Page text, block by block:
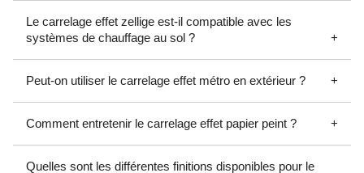
Le carrelage effet zellige est-il compatible avec les
systèmes de chauffage au sol ?
Peut-on utiliser le carrelage effet métro en extérieur ?
Comment entretenir le carrelage effet papier peint ?
Quelles sont les différentes finitions disponibles pour le